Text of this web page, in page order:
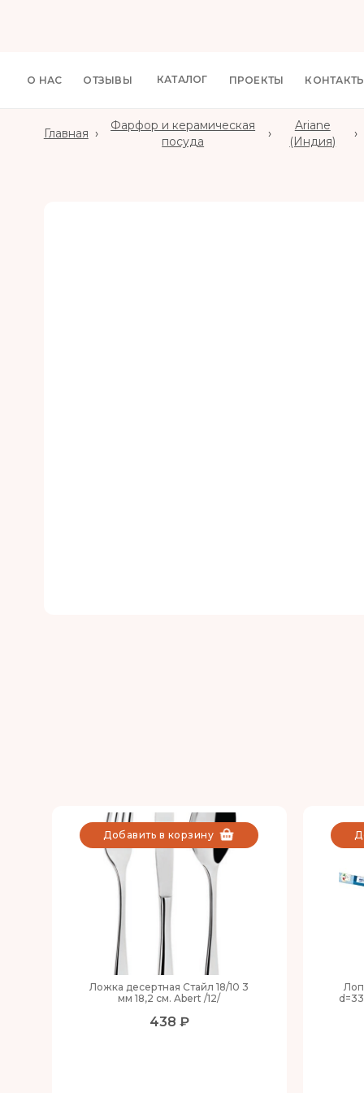
О НАС ОТЗЫВЫ КАТАЛОГ ПРОЕКТЫ
Главная ›
Фарфор и керамическая
посуда
›
Ariane
(Индия)
›
Ложка десертная Стайл 18/10 3
мм 18,2 см. Abert /12/
438 ₽
Добавить в корзину